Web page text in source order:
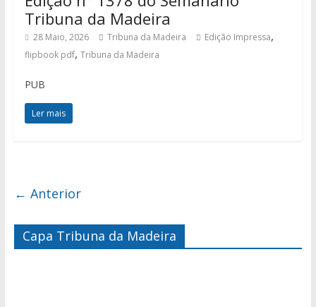
Tribuna da Madeira
28 Maio, 2026 Tribuna da Madeira Edição Impressa,
flipbook pdf, Tribuna da Madeira
PUB
Ler mais
← Anterior
Capa Tribuna da Madeira